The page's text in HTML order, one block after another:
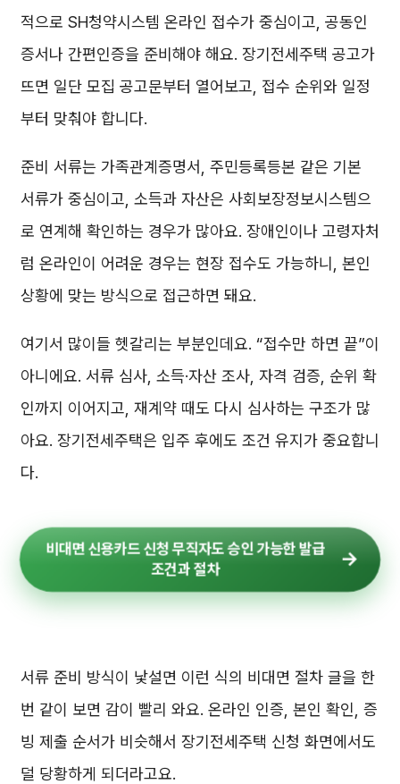
적으로 SH청약시스템 온라인 접수가 중심이고, 공동인
증서나 간편인증을 준비해야 해요. 장기전세주택 공고가
뜨면 일단 모집 공고문부터 열어보고, 접수 순위와 일정
부터 맞춰야 합니다.
준비 서류는 가족관계증명서, 주민등록등본 같은 기본
서류가 중심이고, 소득과 자산은 사회보장정보시스템으
로 연계해 확인하는 경우가 많아요. 장애인이나 고령자처
럼 온라인이 어려운 경우는 현장 접수도 가능하니, 본인
상황에 맞는 방식으로 접근하면 돼요.
여기서 많이들 헷갈리는 부분인데요. “접수만 하면 끝”이
아니에요. 서류 심사, 소득·자산 조사, 자격 검증, 순위 확
인까지 이어지고, 재계약 때도 다시 심사하는 구조가 많
아요. 장기전세주택은 입주 후에도 조건 유지가 중요합니
다.
비대면 신용카드 신청 무직자도 승인 가능한 발급
조건과 절차
서류 준비 방식이 낯설면 이런 식의 비대면 절차 글을 한
번 같이 보면 감이 빨리 와요. 온라인 인증, 본인 확인, 증
빙 제출 순서가 비슷해서 장기전세주택 신청 화면에서도
덜 당황하게 되더라고요.